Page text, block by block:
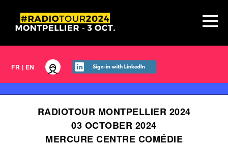
FR | EN
RADIOTOUR MONTPELLIER 2024
03 OCTOBER 2024
MERCURE CENTRE COMÉDIE